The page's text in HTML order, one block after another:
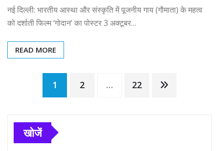
नई दिल्ली: भारतीय आस्था और संस्कृति में पूजनीय गाय (गौमाता) के महत्व
को दर्शाती फिल्म ‘गोदान’ का पोस्टर 3 अक्टूबर…
READ MORE
Posts
pagination
1 2 … 22
खोजें